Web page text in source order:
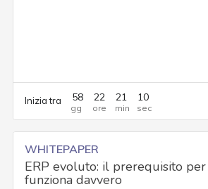
Inizia tra 58 22 21 9
WHITEPAPER
ERP evoluto: il prerequisito per
funziona davvero